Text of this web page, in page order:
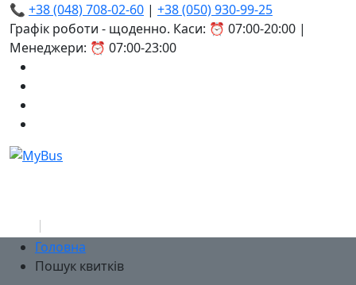
📞 +38 (048) 708-02-60 | +38 (050) 930-99-25
Графік роботи - щоденно. Каси: ⏰ 07:00-20:00 |
Менеджери: ⏰ 07:00-23:00
Головна
Пошук квитків